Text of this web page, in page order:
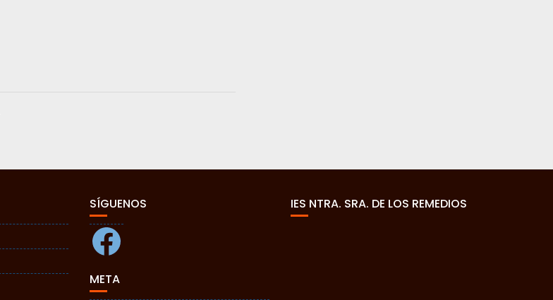
SÍGUENOS
Facebook
META
IES NTRA. SRA. DE LOS REMEDIOS